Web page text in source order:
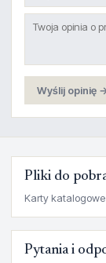
Wyślij opinię
Pliki do
Karty katalogowe
Pytania i